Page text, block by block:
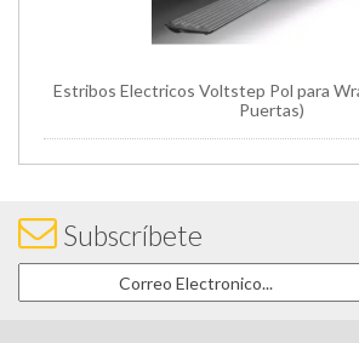
Estribos Electricos Voltstep Pol para
Puertas)
Subscríbete